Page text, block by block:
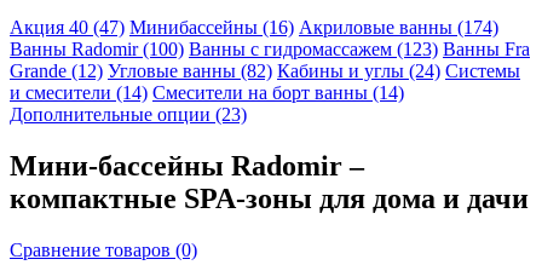
Акция 40 (47) Минибассейны (16) Акриловые ванны (174)
Ванны Radomir (100) Ванны с гидромассажем (123) Ванны Fra
Grande (12) Угловые ванны (82) Кабины и углы (24) Системы
и смесители (14) Смесители на борт ванны (14)
Дополнительные опции (23)
Мини-бассейны Radomir –
компактные SPA-зоны для дома и дачи
Сравнение товаров (0)